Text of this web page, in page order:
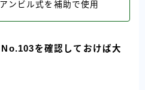
アンビル式を補助で使用
を確認しておけば大